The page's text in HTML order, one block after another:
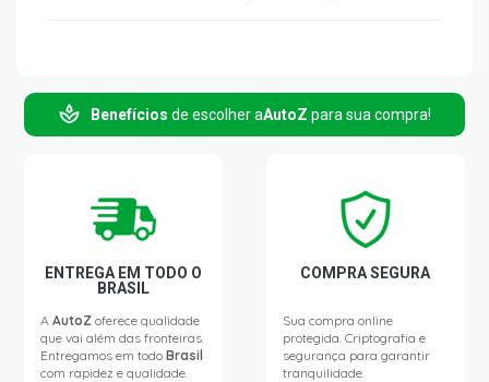
Benefícios de escolher aAutoZ para sua compra!
ENTREGA EM TODO O
BRASIL
AAutoZ oferece qualidade
que vai além das fronteiras.
Entregamos em todoBrasil
com rapidez e qualidade.
COMPRA SEGURA
Sua compra online
protegida. Criptografia e
segurança para garantir
tranquilidade.